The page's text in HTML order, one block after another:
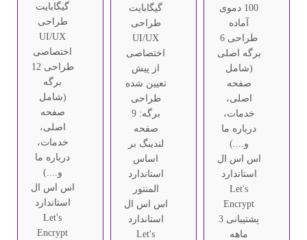
100 دموی
آماده
طراحی 6
برگه اصلی
(شامل
صفحه
اصلی،
خدمات،
درباره ما
و....)
اس اس ال
استاندارد
Let's
Encrypt
پشتیبانی 3
ماهه
گیگابایت
طراحی
UI/UX
اختصاصی
از پیش
تعیین شده
طراحی
برگه: 9
صفحه
لندینگ بر
اساس
استاندارد
المنتور
اس اس ال
استاندارد
Let's
گیگابایت
طراحی
UI/UX
اختصاصی
طراحی 12
برگه
(شامل
صفحه
اصلی،
خدمات،
درباره ما
و....)
اس اس ال
استاندارد
Let's
Encrypt